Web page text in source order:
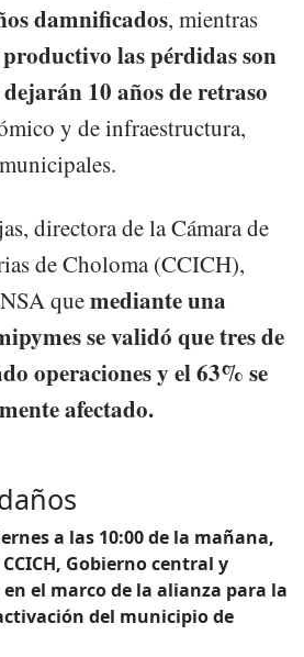
damnificados, mientras
las pérdidas son
10 años de retraso
y de infraestructura,
directora de la Cámara de
de Choloma (CCICH),
quemediante una
se validó que tres de
operaciones y el 63% se
afectado.
a las 10:00 de la mañana,
Gobierno central y
el marco de la alianza para la
del municipio de